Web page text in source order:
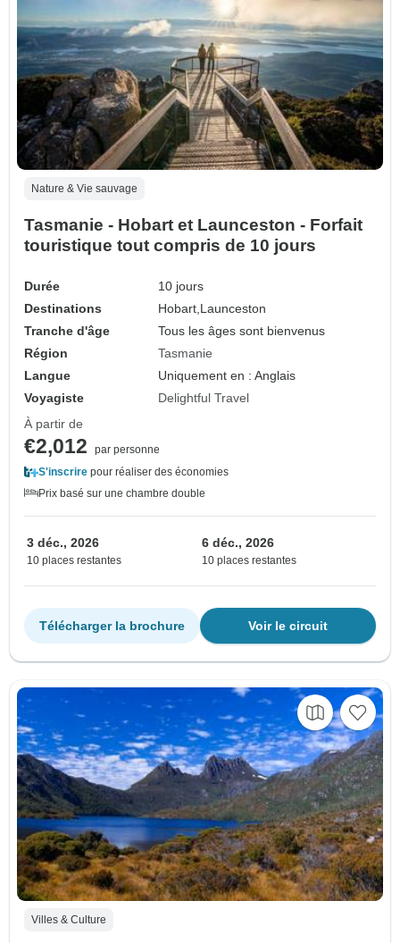
Nature & Vie sauvage
Tasmanie - Hobart et Launceston - Forfait
touristique tout compris de 10 jours
Durée
10 jours
Destinations
Hobart,Launceston
Tranche d'âge
Tous les âges sont bienvenus
Région
Tasmanie
Langue
Uniquement en : Anglais
Voyagiste
Delightful Travel
À partir de
€2,012
par personne
S'inscrire pour réaliser des économies
Prix basé sur une chambre double
3 déc., 2026
10 places restantes
6 déc., 2026
10 places restantes
Voir le circuit
Télécharger la brochure
Villes & Culture